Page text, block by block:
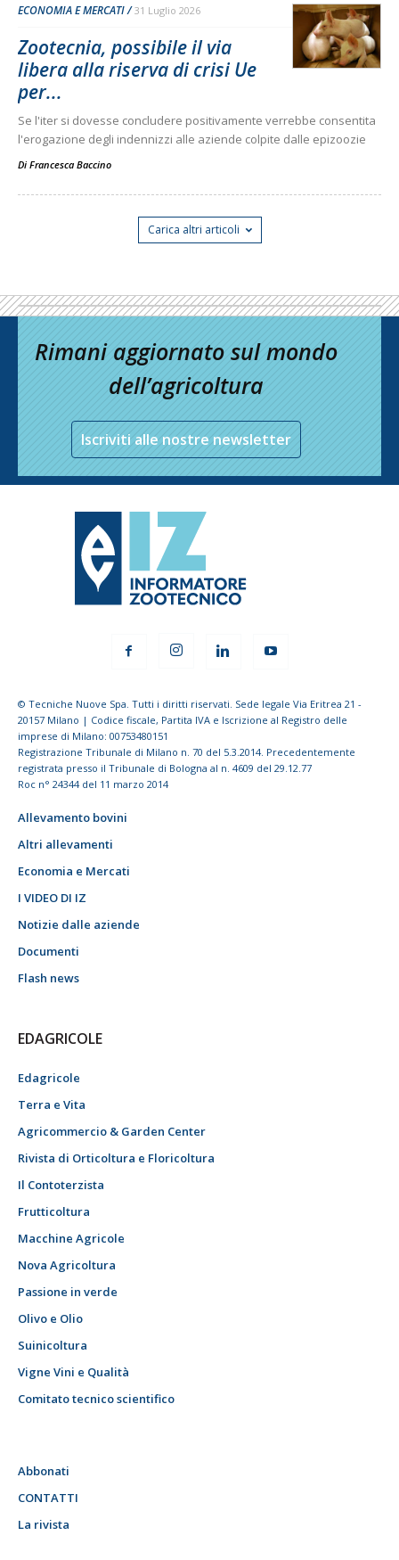
ECONOMIA E MERCATI 31 Luglio 2026
Zootecnia, possibile il via
libera alla riserva di crisi Ue
per...
Se l'iter si dovesse concludere positivamente verrebbe consentita
l'erogazione degli indennizzi alle aziende colpite dalle epizoozie
Di Francesca Baccino
Carica altri articoli
Rimani aggiornato sul mondo
dell’agricoltura
Iscriviti alle nostre newsletter
© Tecniche Nuove Spa. Tutti i diritti riservati. Sede legale Via Eritrea 21 -
20157 Milano | Codice fiscale, Partita IVA e Iscrizione al Registro delle
imprese di Milano: 00753480151
Registrazione Tribunale di Milano n. 70 del 5.3.2014. Precedentemente
registrata presso il Tribunale di Bologna al n. 4609 del 29.12.77
Roc n° 24344 del 11 marzo 2014
Allevamento bovini
Altri allevamenti
Economia e Mercati
I VIDEO DI IZ
Notizie dalle aziende
Documenti
Flash news
EDAGRICOLE
Edagricole
Terra e Vita
Agricommercio & Garden Center
Rivista di Orticoltura e Floricoltura
Il Contoterzista
Frutticoltura
Macchine Agricole
Nova Agricoltura
Passione in verde
Olivo e Olio
Suinicoltura
Vigne Vini e Qualità
Comitato tecnico scientifico
Abbonati
CONTATTI
La rivista